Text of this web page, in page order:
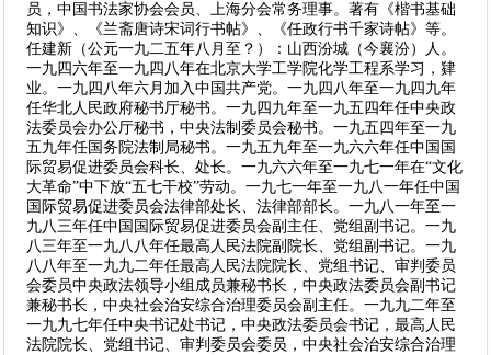
员，中国书法家协会会员、上海分会常务理事。著有《楷书基础
知识》、《兰斋唐诗宋词行书帖》、《任政行书千家诗帖》等。
任建新（公元一九二五年八月至？）：山西汾城（今襄汾）人。
一九四六年至一九四八年在北京大学工学院化学工程系学习，肄
业。一九四八年六月加入中国共产党。一九四八年至一九四九年
任华北人民政府秘书厅秘书。一九四九年至一九五四年任中央政
法委员会办公厅秘书，中央法制委员会秘书。一九五四年至一九
五九年任国务院法制局秘书。一九五九年至一九六六年任中国国
际贸易促进委员会科长、处长。一九六六年至一九七一年在“文化
大革命”中下放“五七干校”劳动。一九七一年至一九八一年任中国
国际贸易促进委员会法律部处长、法律部部长。一九八一年至一
九八三年任中国国际贸易促进委员会副主任、党组副书记。一九
八三年至一九八八年任最高人民法院副院长、党组副书记。一九
八八年至一九九二年任最高人民法院院长、党组书记、审判委员
会委员中央政法领导小组成员兼秘书长，中央政法委员会副书记
兼秘书长，中央社会治安综合治理委员会副主任。一九九二年至
一九九七年任中央书记处书记，中央政法委员会书记，最高人民
法院院长、党组书记、审判委员会委员，中央社会治安综合治理